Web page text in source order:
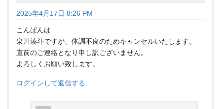
2025年4月17日 8:26 PM
こんばんは
泉川湊斗ですが、体調不良のためキャンセルいたします。
直前のご連絡となり申し訳ございません。
よろしくお願い致します。
ログインして返信する